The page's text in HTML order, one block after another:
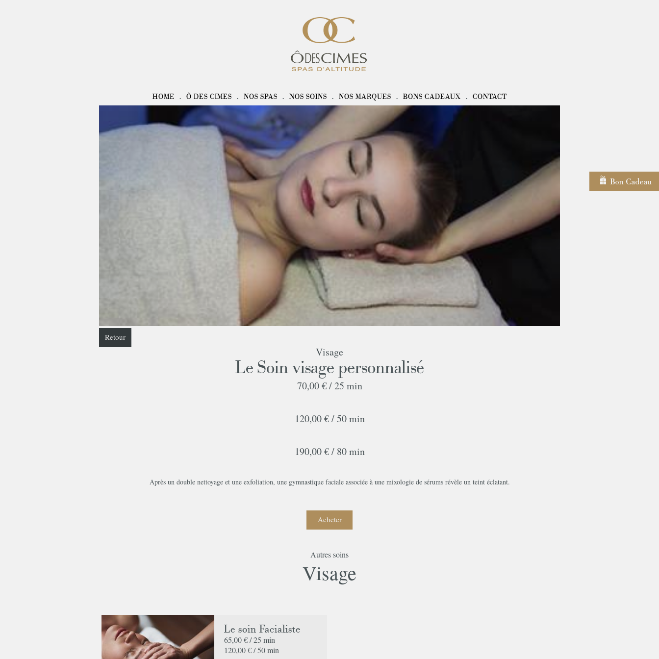
HOME Ô DES CIMES NOS SPAS NOS SOINS NOS MARQUES BONS CADEAUX CONTACT
Retour
Visage
Le Soin visage personnalisé
70,00 € /25 min
120,00 € /50 min
190,00 € / 80 min
Après un double nettoyage et une exfoliation, une gymnastique faciale associée à une mixologie de sérums révèle un teint éclatant.
Acheter
Commander votre bon cadeau
Spa
Quantite
Prix
70,00 €
Autres soins
Visage
Le soin Facialiste
65,00 € /25 min
120,00 € /50 min